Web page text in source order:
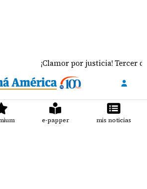
¡Clamor por justicia! Tercer día del
e-papper mis noticias